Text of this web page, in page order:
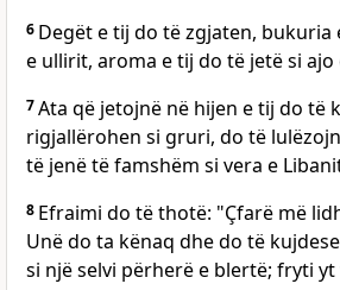
6 Degët e tij do të zgjaten, bukuria
e ullirit, aroma e tij do të jetë si ajo
7Ata që jetojnë në hijen e tij do të
rigjallërohen si gruri, do të
të jenë të famshëm si vera e
8 Efraimi do të thotë: "Çfarë më
Unë do ta kënaq dhe do të
si një selvi përherë e blertë; fryti